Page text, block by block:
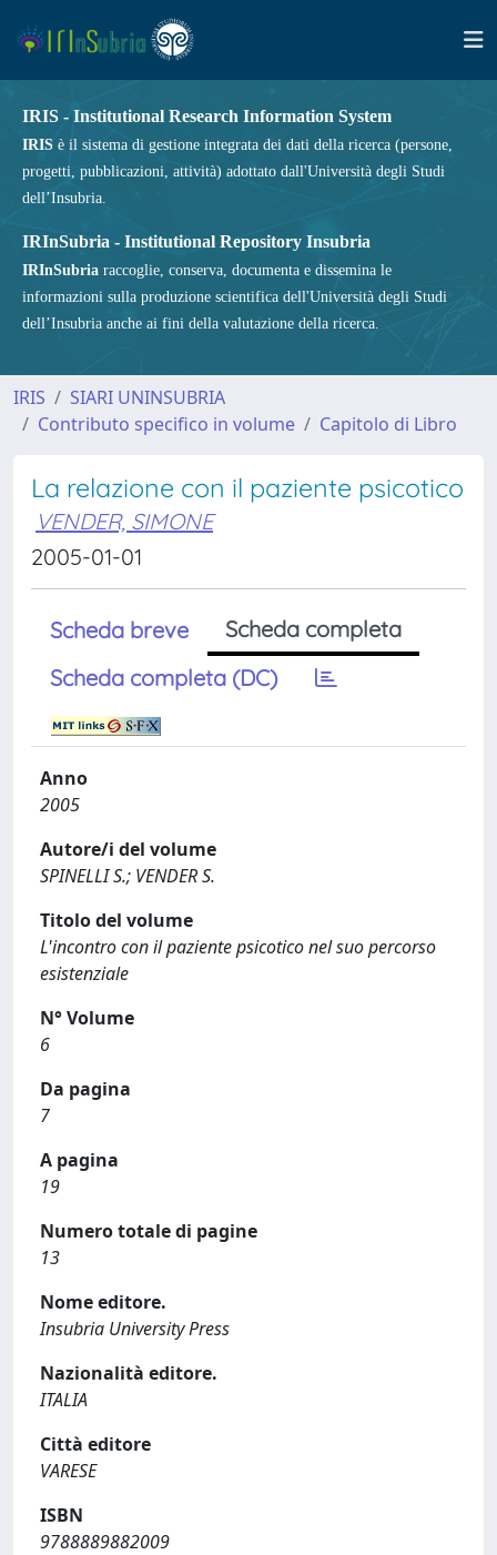
IRIS - Institutional Research Information System
IRIS è il sistema di gestione integrata dei dati della ricerca (persone,
progetti, pubblicazioni, attività) adottato dall'Università degli Studi
dell’Insubria.
IRInSubria - Institutional Repository Insubria
IRInSubria raccoglie, conserva, documenta e dissemina le
informazioni sulla produzione scientifica dell'Università degli Studi
dell’Insubria anche ai fini della valutazione della ricerca.
IRIS
SIARI UNINSUBRIA
Contributo specifico in volume
Capitolo di Libro
La relazione con il paziente psicotico
VENDER, SIMONE
2005-01-01
Scheda breve
Scheda completa
Scheda completa (DC)
Anno
2005
Autore/i del volume
SPINELLI S.; VENDER S.
Titolo del volume
L'incontro con il paziente psicotico nel suo percorso
esistenziale
N° Volume
6
Da pagina
7
A pagina
19
Numero totale di pagine
13
Nome editore.
Insubria University Press
Nazionalità editore.
ITALIA
Città editore
VARESE
ISBN
9788889882009